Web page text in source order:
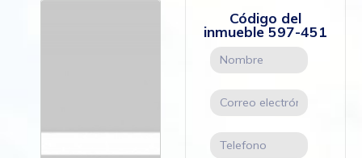
Código del
inmueble597-451